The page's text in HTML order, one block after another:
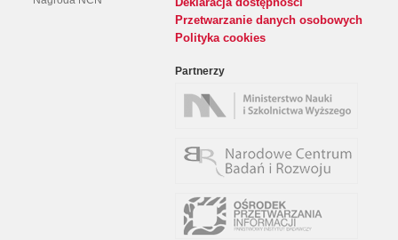
Przetwarzanie danych osobowych
Polityka cookies
Partnerzy